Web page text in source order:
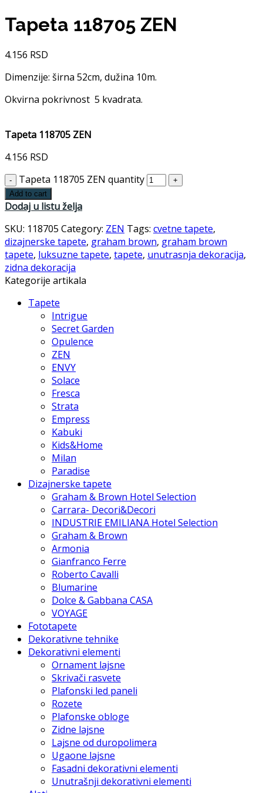
Tapeta 118705 ZEN
4.156 RSD
Dimenzije: širna 52cm, dužina 10m.
Okvirna pokrivnost 5 kvadrata.
Tapeta 118705 ZEN
4.156 RSD
Tapeta 118705 ZEN quantity
Add to cart
Dodaj u listu želja
SKU: 118705 Category: ZEN Tags: cvetne tapete,
dizajnerske tapete, graham brown, graham brown
tapete, luksuzne tapete, tapete, unutrasnja dekoracija,
zidna dekoracija
Kategorije artikala
Tapete
Intrigue
Secret Garden
Opulence
ZEN
ENVY
Solace
Fresca
Strata
Empress
Kabuki
Kids&Home
Milan
Paradise
Dizajnerske tapete
Graham & Brown Hotel Selection
Carrara- Decori&Decori
INDUSTRIE EMILIANA Hotel Selection
Graham & Brown
Armonia
Gianfranco Ferre
Roberto Cavalli
Blumarine
Dolce & Gabbana CASA
VOYAGE
Fototapete
Dekorativne tehnike
Dekorativni elementi
Ornament lajsne
Skrivači rasvete
Plafonski led paneli
Rozete
Plafonske obloge
Zidne lajsne
Lajsne od duropolimera
Ugaone lajsne
Fasadni dekorativni elementi
Unutrašnji dekorativni elementi